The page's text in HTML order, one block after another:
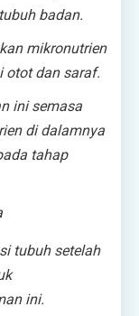
badan.
mikronutrien
otot dan saraf.
ini semasa
di dalamnya
tahap
tubuh setelah
ini.